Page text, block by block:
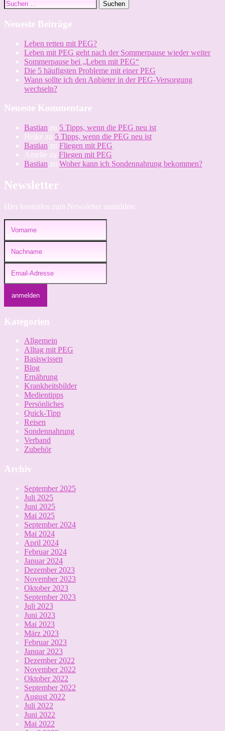
Suchen
nach:
Neueste Beiträge
Leben retten mit PEG?
Leben mit PEG geht nach der Sommerpause wieder weiter
Sommerpause bei „Leben mit PEG“
Die 5 häufigsten Probleme mit einer PEG
Wann sollte ich den Anbieter in der PEG-Versorgung
wechseln?
Neueste Kommentare
Bastian zu 5 Tipps, wenn die PEG neu ist
Heike zu 5 Tipps, wenn die PEG neu ist
Bastian zu Fliegen mit PEG
Amelie zu Fliegen mit PEG
Bastian zu Woher kann ich Sondennahrung bekommen?
Newsletter
Hier kostenlos zum Newsletter anmelden:
Kategorien
Allgemein
Alltag mit PEG
Basiswissen
Blog
Ernährung
Krankheitsbilder
Medientipps
Persönliches
Quick-Tipp
Reisen
Sondennahrung
Verband
Zubehör
Archiv
September 2025
Juli 2025
Juni 2025
Mai 2025
September 2024
Mai 2024
April 2024
Februar 2024
Januar 2024
Dezember 2023
November 2023
Oktober 2023
September 2023
Juli 2023
Juni 2023
Mai 2023
März 2023
Februar 2023
Januar 2023
Dezember 2022
November 2022
Oktober 2022
September 2022
August 2022
Juli 2022
Juni 2022
Mai 2022